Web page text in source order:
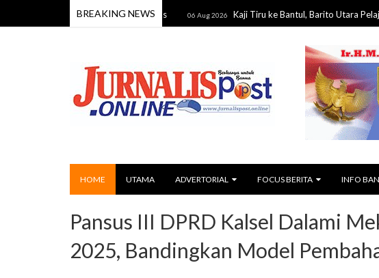
BREAKING NEWS
Sekolah dan Puskesmas 06 Aug 2026 Kaji Tiru ke Bantul, Barito Utara Pelajari
HOME UTAMA ADVERTORIAL FOCUS BERITA INFO
Pansus III DPRD Kalsel Dalami
2025, Bandingkan Model